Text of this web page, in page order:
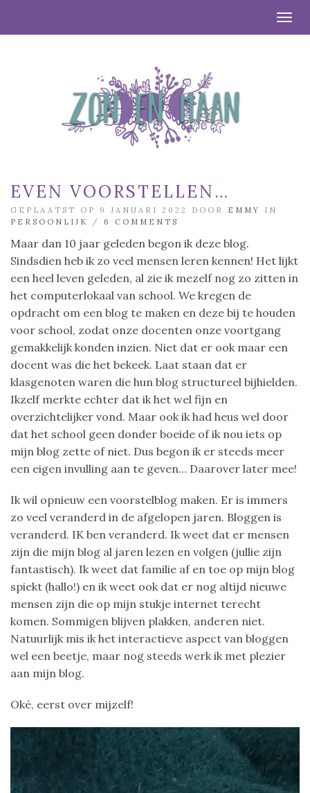
EVEN VOORSTELLEN…
GEPLAATST OP 9 JANUARI 2022 DOOR EMMY
IN
PERSOONLIJK
/ 6 COMMENTS
Maar dan 10 jaar geleden begon ik deze blog.
Sindsdien heb ik zo veel mensen leren kennen! Het lijkt
een heel leven geleden, al zie ik mezelf nog zo zitten in
het computerlokaal van school. We kregen de
opdracht om een blog te maken en deze bij te houden
voor school, zodat onze docenten onze voortgang
gemakkelijk konden inzien. Niet dat er ook maar een
docent was die het bekeek. Laat staan dat er
klasgenoten waren die hun blog structureel bijhielden.
Ikzelf merkte echter dat ik het wel fijn en
overzichtelijker vond. Maar ook ik had heus wel door
dat het school geen donder boeide of ik nou iets op
mijn blog zette of niet. Dus begon ik er steeds meer
een eigen invulling aan te geven… Daarover later mee!
Ik wil opnieuw een voorstelblog maken. Er is immers
zo veel veranderd in de afgelopen jaren. Bloggen is
veranderd. IK ben veranderd. Ik weet dat er mensen
zijn die mijn blog al jaren lezen en volgen (jullie zijn
fantastisch). Ik weet dat familie af en toe op mijn blog
spiekt (hallo!) en ik weet ook dat er nog altijd nieuwe
mensen zijn die op mijn stukje internet terecht
komen. Sommigen blijven plakken, anderen niet.
Natuurlijk mis ik het interactieve aspect van bloggen
wel een beetje, maar nog steeds werk ik met plezier
aan mijn blog.
Oké, eerst over mijzelf!